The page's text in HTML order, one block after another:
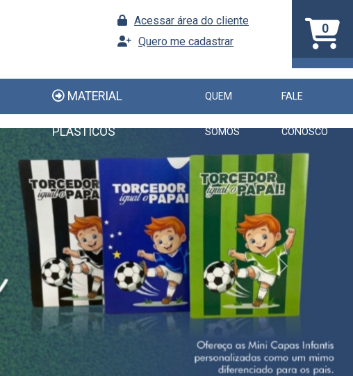
0
Acessar área do cliente
Quero me cadastrar
MATERIAL
PLÁSTICOS
QUEM
SOMOS
FALE
CONOSCO
Next